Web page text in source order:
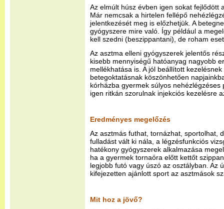
Az elmúlt húsz évben igen sokat fejlődött
Már nemcsak a hirtelen fellépő
jelentkezését meg is előzhetjük. A
gyógyszere mire való. Így például a
kell szedni (beszippantani), de roham
Az asztma elleni gyógyszerek jelentős
kisebb mennyiségű hatóanyag nagyobb
mellékhatása is. A jól beállított
betegoktatásnak köszönhetően
kórházba gyermek súlyos
igen ritkán szorulnak injekciós kezelésre
Eredményes megelőzés
Az asztmás futhat, tornázhat, sportolhat,
fulladást vált ki nála, a légzésfunkciós
hatékony gyógyszerek alkalmazása
ha a gyermek tornaóra előtt kettőt
legjobb futó vagy úszó az osztályban. Az
kifejezetten ajánlott sport az asztmások
Mit hoz a jövő?